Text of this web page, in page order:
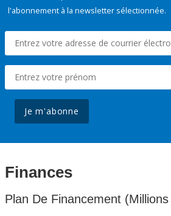
l'abonnement à la newsletter sélectionnée.
Je m'abonne
Finances
Plan De Financement